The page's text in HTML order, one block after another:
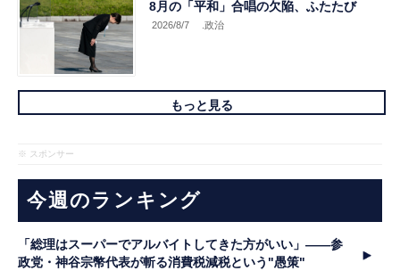
8月の「平和」合唱の欠陥、ふたたび
2026/8/7 .政治
もっと見る
※ スポンサー
今週のランキング
「総理はスーパーでアルバイトしてきた方がいい」――参
政党・神谷宗幣代表が斬る消費税減税という"愚策"